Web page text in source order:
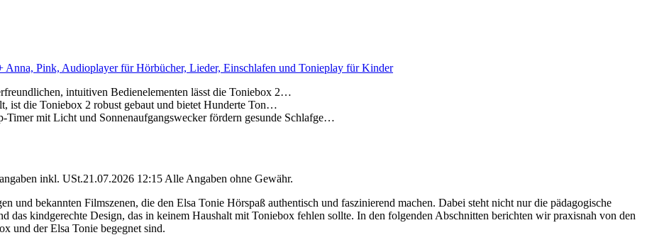
Pink, Audioplayer für Hörbücher, Lieder, Einschlafen und Tonieplay für Kinder
intuitiven Bedienelementen lässt die Toniebox 2…
die Toniebox 2 robust gebaut und bietet Hunderte Ton…
mit Licht und Sonnenaufgangswecker fördern gesunde Schlafge…
inkl. USt.21.07.2026 12:15 Alle Angaben ohne Gewähr.
und bekannten Filmszenen, die den Elsa Tonie Hörspaß authentisch und faszinierend machen. Dabei steht nicht nur die pädagogische
das kindgerechte Design, das in keinem Haushalt mit Toniebox fehlen sollte. In den folgenden Abschnitten berichten wir praxisnah von den
und der Elsa Tonie begegnet sind.